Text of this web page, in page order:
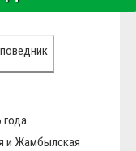
года
и Жамбылская